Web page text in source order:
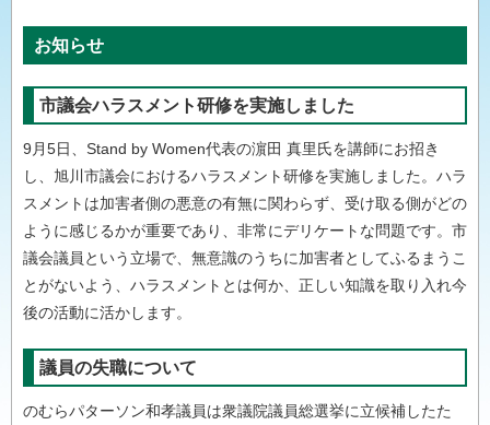
お知らせ
市議会ハラスメント研修を実施しました
9月5日、Stand by Women代表の濵田 真里氏を講師にお招き
し、旭川市議会におけるハラスメント研修を実施しました。ハラ
スメントは加害者側の悪意の有無に関わらず、受け取る側がどの
ように感じるかが重要であり、非常にデリケートな問題です。市
議会議員という立場で、無意識のうちに加害者としてふるまうこ
とがないよう、ハラスメントとは何か、正しい知識を取り入れ今
後の活動に活かします。
議員の失職について
のむらパターソン和孝議員は衆議院議員総選挙に立候補したた